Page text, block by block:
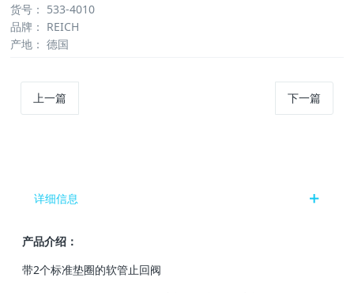
货号 ： 533-4010
品牌 ： REICH
产地 ： 德国
上一篇 下一篇
详细信息
产品介绍：
带2个标准垫圈的软管止回阀